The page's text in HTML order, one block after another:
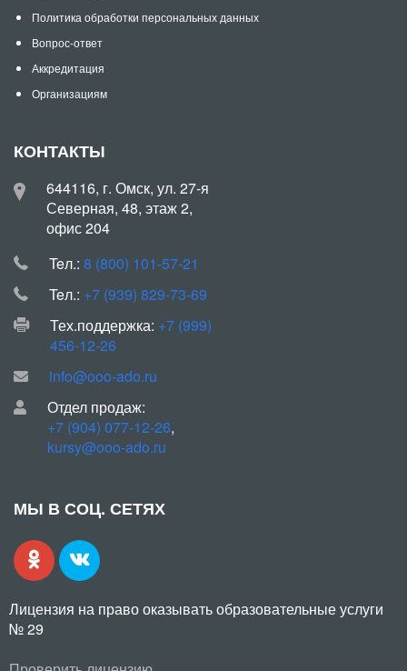
Политика обработки персональных данных
Вопрос-ответ
Аккредитация
Организациям
КОНТАКТЫ
644116, г. Омск, ул. 27-я
Северная, 48, этаж 2,
офис 204
Teл.: 8 (800) 101-57-21
Teл.: +7 (939) 829-73-69
Тех.поддержка: +7 (999)
456-12-26
info@ooo-ado.ru
Отдел продаж:
+7 (904) 077-12-26,
kursy@ooo-ado.ru
МЫ В СОЦ. СЕТЯХ
Лицензия на право оказывать образовательные услуги
№ 29